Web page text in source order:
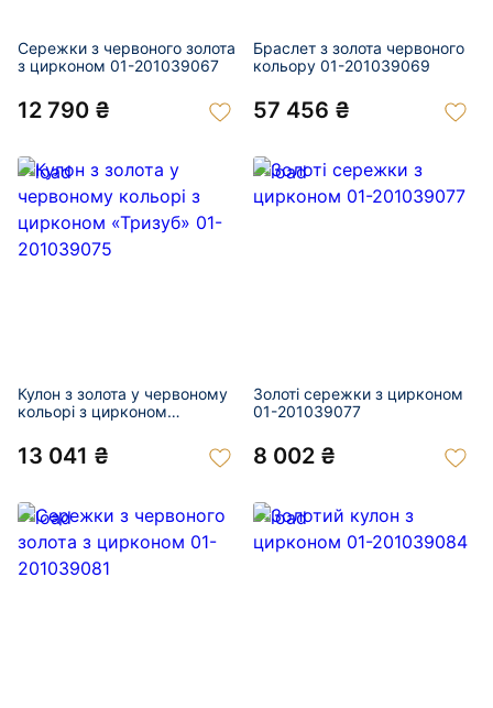
Сережки з червоного золота
з цирконом 01-201039067
12 790 ₴
Браслет з золота червоного
кольору 01-201039069
57 456 ₴
Кулон з золота у червоному
кольорі з цирконом
13 041 ₴
Золоті сережки з цирконом
01-201039077
8 002 ₴